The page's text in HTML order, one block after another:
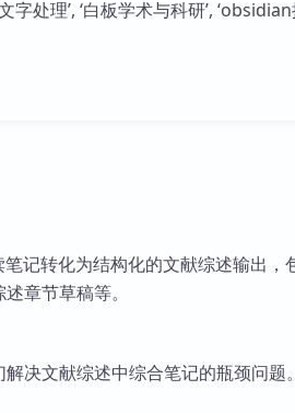
字处理’, ‘白板学术与科研’, ‘obsidian
记转化为结构化的文献综述输出，
章节草稿等。
决文献综述中综合笔记的瓶颈问题。